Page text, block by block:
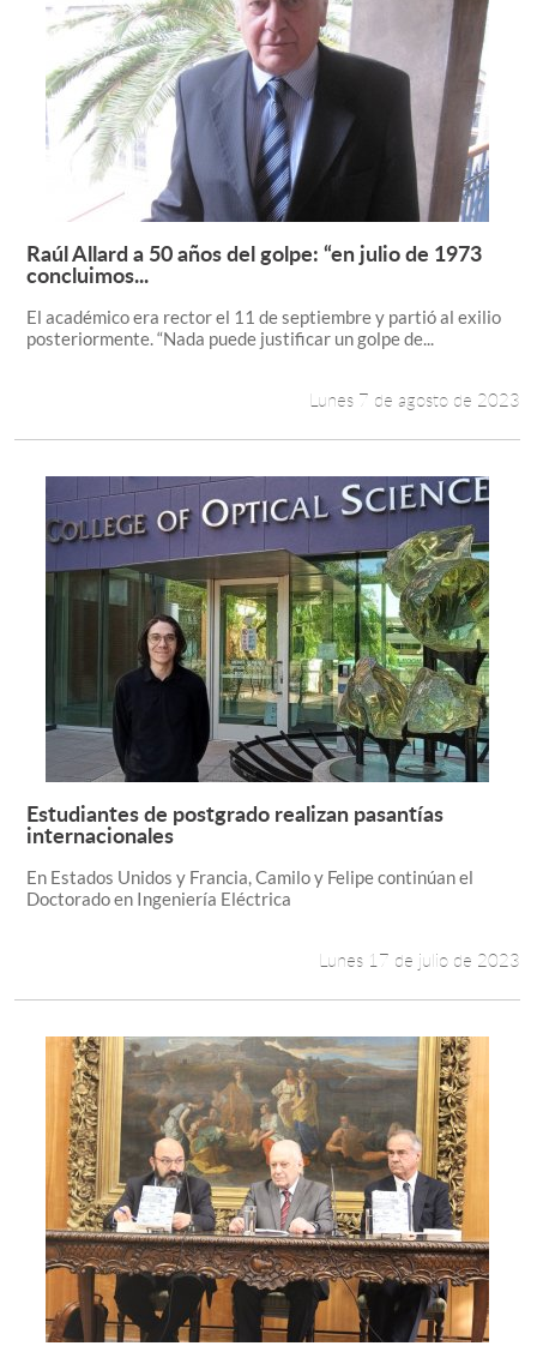
Leer más +
Raúl Allard a 50 años del golpe: “en julio de 1973
concluimos...
El académico era rector el 11 de septiembre y partió al exilio
posteriormente. “Nada puede justificar un golpe de...
Lunes 7 de agosto de 2023
Leer más +
Estudiantes de postgrado realizan pasantías
internacionales
En Estados Unidos y Francia, Camilo y Felipe continúan el
Doctorado en Ingeniería Eléctrica
Lunes 17 de julio de 2023